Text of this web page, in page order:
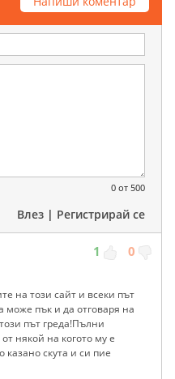
0 от 500
Влез | Регистрирай се
1 0
на този сайт и всеки път
може пък и да отговаря на
път греда!Пълни
някой на когото му е
казано скута и си пие